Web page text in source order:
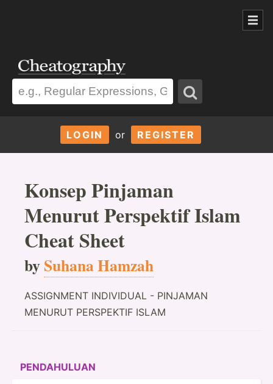
LOGIN or REGISTER
Konsep Pinjaman
Menurut Perspektif Islam
Cheat Sheet
bySuhana Hamzah
ASSIGNMENT INDIVIDUAL - PINJAMAN
MENURUT PERSPEKTIF ISLAM
PENDAH­ULUAN